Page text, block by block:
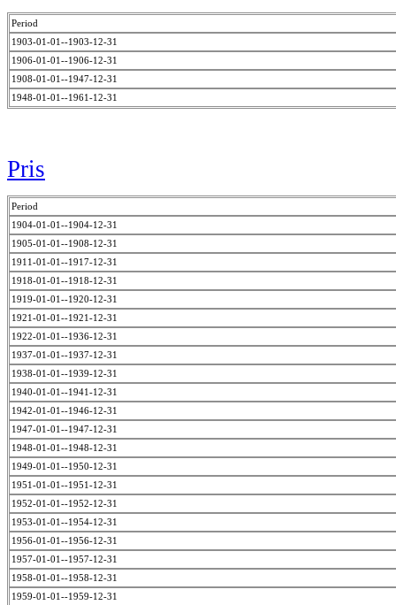
Period
1903-01-01--1903-12-31
1906-01-01--1906-12-31
1908-01-01--1947-12-31
1948-01-01--1961-12-31
Pris
Period
1904-01-01--1904-12-31
1905-01-01--1908-12-31
1911-01-01--1917-12-31
1918-01-01--1918-12-31
1919-01-01--1920-12-31
1921-01-01--1921-12-31
1922-01-01--1936-12-31
1937-01-01--1937-12-31
1938-01-01--1939-12-31
1940-01-01--1941-12-31
1942-01-01--1946-12-31
1947-01-01--1947-12-31
1948-01-01--1948-12-31
1949-01-01--1950-12-31
1951-01-01--1951-12-31
1952-01-01--1952-12-31
1953-01-01--1954-12-31
1956-01-01--1956-12-31
1957-01-01--1957-12-31
1958-01-01--1958-12-31
1959-01-01--1959-12-31